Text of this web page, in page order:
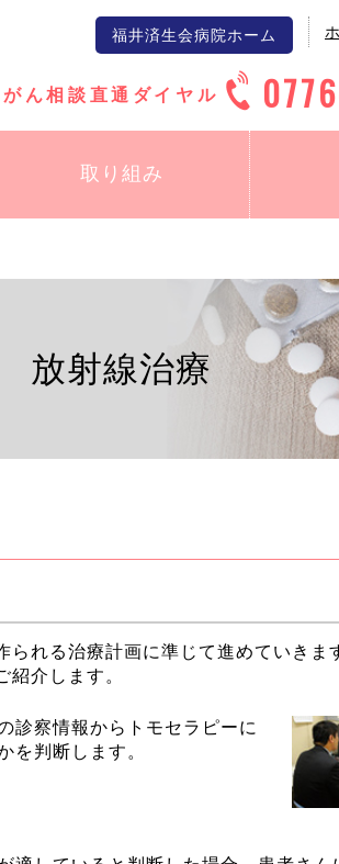
福井済生会病院ホーム
がん相談直通ダイヤル
取り組み
放射線治療
れる治療計画に準じて進めていきま
介します。
診察情報からトモセラピーに
を判断します。